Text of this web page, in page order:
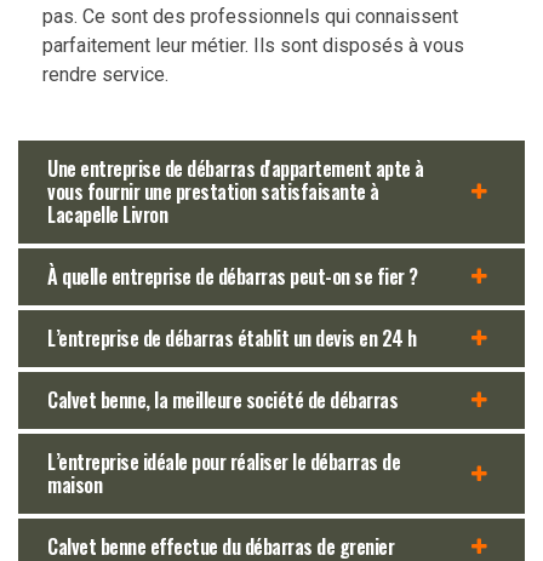
pas. Ce sont des professionnels qui connaissent
parfaitement leur métier. Ils sont disposés à vous
rendre service.
Une entreprise de débarras d'appartement apte à
vous fournir une prestation satisfaisante à
Lacapelle Livron
À quelle entreprise de débarras peut-on se fier ?
L’entreprise de débarras établit un devis en 24 h
Calvet benne, la meilleure société de débarras
L’entreprise idéale pour réaliser le débarras de
maison
Calvet benne effectue du débarras de grenier